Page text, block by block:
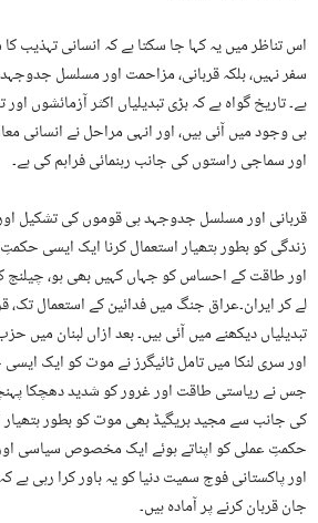
اس تناظر میں یہ کہا جا سکتا ہے کہ انسانی تہذیب
سفر نہیں، بلکہ قربانی، مزاحمت اور مسلسل
ہے۔ تاریخ گواہ ہے کہ بڑی تبدیلیاں اکثر آزمائشوں
ہی وجود میں آئی ہیں، اور انہی مراحل نے انسانی
اور سماجی راستوں کی جانب رہنمائی فراہم کی ہے۔
قربانی اور مسلسل جدوجہد ہی قوموں کی تشکیل اور
زندگی کو بطور ہتھیار استعمال کرنا ایک ایسی
اور طاقت کے احساس کو جہاں کہیں بھی ہو، چیلنج
لے کر ایران۔عراق جنگ میں فدائین کے استعمال تک،
تبدیلیاں دیکھنے میں آئی ہیں۔ بعد ازاں لبنان میں
اور سری لنکا میں تامل ٹائیگرز نے موت کو ایک
جس نے ریاستی طاقت اور غرور کو شدید دھچکا
کی جانب سے مجید بریگیڈ بھی موت کو بطور
حکمتِ عملی کو اپناتے ہوئے ایک مخصوص سیاسی
اور پاکستانی فوج سمیت دنیا کو یہ باور کرا رہی ہے
جان قربان کرنے پر آمادہ ہیں۔